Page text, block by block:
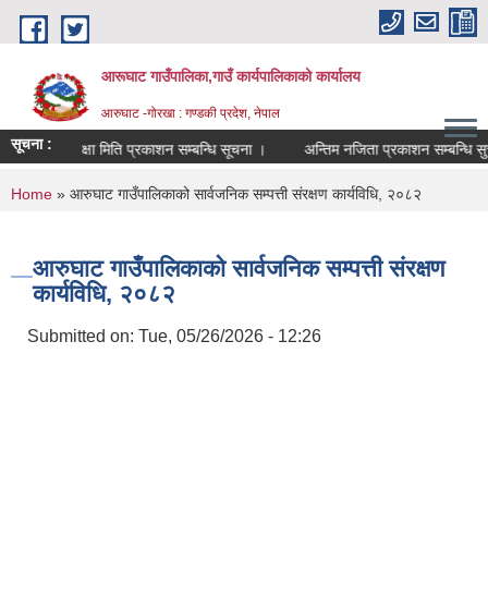
Skip to main content
आरूघाट गाउँपालिका,गाउँ कार्यपालिकाको कार्यालय
आरुघाट -गोरखा : गण्डकी प्रदेश, नेपाल
सूचना :
परीक्षा मिति प्रकाशन सम्बन्धि सूचना । अन्तिम नजिता प्रकाशन सम्बन्धि सुचना !!
You are here
Home » आरुघाट गाउँपालिकाको सार्वजनिक सम्पत्ती संरक्षण कार्यविधि, २०८२
आरुघाट गाउँपालिकाको सार्वजनिक सम्पत्ती संरक्षण
कार्यविधि, २०८२
Submitted on: Tue, 05/26/2026 - 12:26